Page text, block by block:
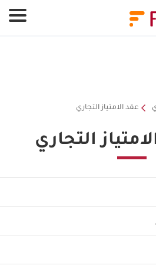
عقد الامتياز التجاري
التجاري
لوحة إدارة ملفات تعريف الارتباط